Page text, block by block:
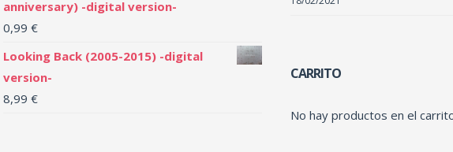
anniversary) -digital version-
0,99 €
Looking Back (2005-2015) -digital
version-
8,99 €
CARRITO
No hay productos en el